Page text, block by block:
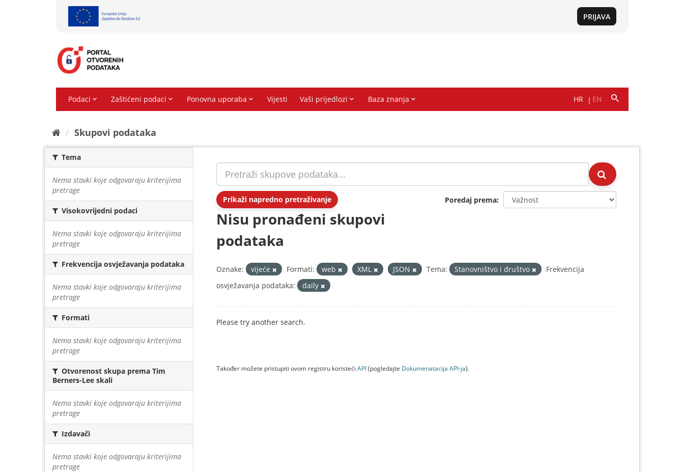
Skupovi podаtаkа
Tema
Nema stavki koje odgovaraju kriterijima
pretrage
Visokovrijedni podaci
Nema stavki koje odgovaraju kriterijima
pretrage
Frekvencija osvježavanja podataka
Nema stavki koje odgovaraju kriterijima
pretrage
Formati
Nema stavki koje odgovaraju kriterijima
pretrage
Otvorenost skupa prema Tim
Berners-Lee skali
Nema stavki koje odgovaraju kriterijima
pretrage
Izdavači
Nema stavki koje odgovaraju kriterijima
pretrage
Prikaži napredno pretraživanje Poredaj prema
Nisu pronađeni skupovi
podataka
Oznake: vijeće Formati: web XML JSON Tema: Stanovništvo i društvo
Frekvencija
osvježavanja podataka:
daily
Please try another search.
Također možete pristupiti ovom registru koristeći API(pogledajte Dokumenаtаcijа API-jа).